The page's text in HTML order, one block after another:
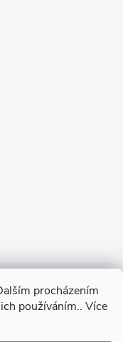
procházením
používáním.. Více